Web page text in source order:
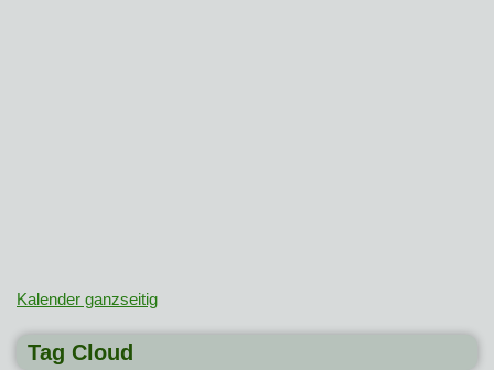
Kalender ganzseitig
Tag Cloud